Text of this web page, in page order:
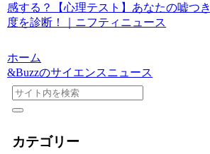
感する？【心理テスト】あなたの嘘つき
度を診断！｜ニフティニュース
ホーム
&Buzzのサイエンスニュース
カテゴリー